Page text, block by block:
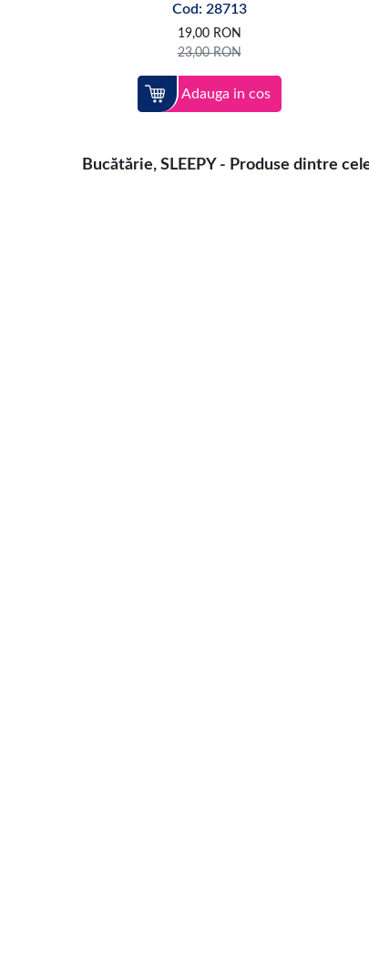
Cod: 28713
19,00 RON
23,00RON
Adauga in cos
Bucătărie, SLEEPY - Produse dintre